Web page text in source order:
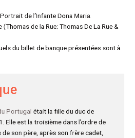
de l’Infante Dona Maria.
(Thomas de la Rue; Thomas De La Rue &
du billet de banque présentées sont à
Portugal était la fille du duc de
Elle est la troisième dans l’ordre de
son père, après son frère cadet,